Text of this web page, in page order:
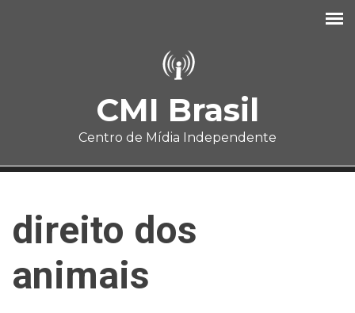
CMI Brasil
Centro de Mídia Independente
direito dos
animais